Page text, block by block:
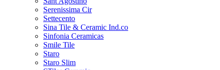
Serenissima Cir
Settecento
Sina Tile & Ceramic Ind.co
Sinfonia Ceramicas
Smile Tile
Staro
Staro Slim